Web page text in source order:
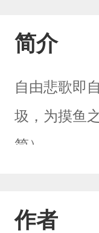
简介
自由悲歌即
圾，为摸鱼
简）
作者